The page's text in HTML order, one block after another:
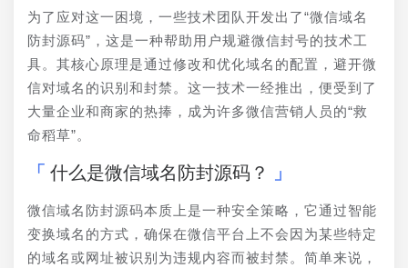
为了应对这一困境，一些技术团队开发出了“微信域名
防封源码”，这是一种帮助用户规避微信封号的技术工
具。其核心原理是通过修改和优化域名的配置，避开微
信对域名的识别和封禁。这一技术一经推出，便受到了
大量企业和商家的热捧，成为许多微信营销人员的“救
命稻草”。
什么是微信域名防封源码？
微信域名防封源码本质上是一种安全策略，它通过智能
变换域名的方式，确保在微信平台上不会因为某些特定
的域名或网址被识别为违规内容而被封禁。简单来说，